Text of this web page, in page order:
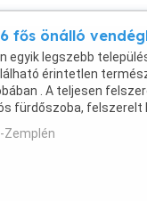
fős önálló
egyik legszebb
érintetlen
. A teljesen
fürdőszoba, felszerelt
WiFi. https:
Zemplén